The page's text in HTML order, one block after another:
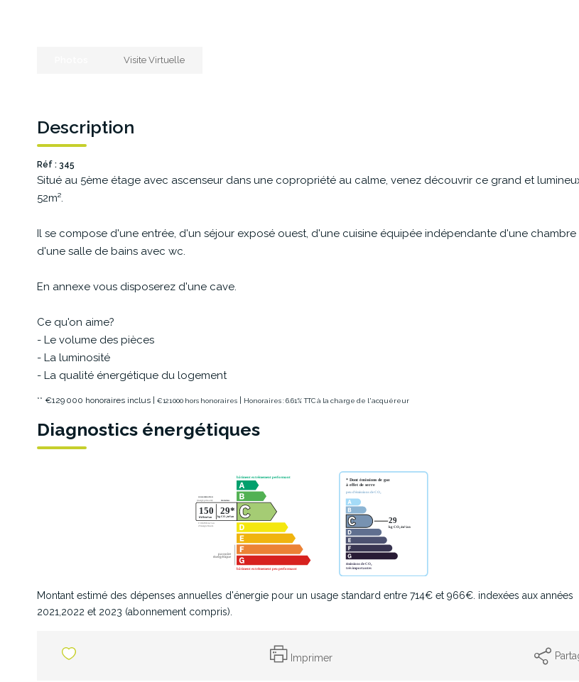
Visite Virtuelle
Description
Réf : 345
Situé au 5ème étage avec ascenseur dans une copropriété au calme, venez découvrir ce grand et
52m².
Il se compose d'une entrée, d'un séjour exposé ouest, d'une cuisine équipée indépendante d'une chambre
d'une salle de bains avec wc.
En annexe vous disposerez d'une cave.
Ce qu'on aime?
- Le volume des pièces
- La luminosité
- La qualité énergétique du logement
** €129 000 honoraires inclus €121 000 hors honoraires Honoraires : 6.61% TTC à la charge de l'acquéreur
Diagnostics énergétiques
Montant estimé des dépenses annuelles d'énergie pour un usage standard entre 714€ et 966€. indexées aux années
2021,2022 et 2023 (abonnement compris).
Imprimer